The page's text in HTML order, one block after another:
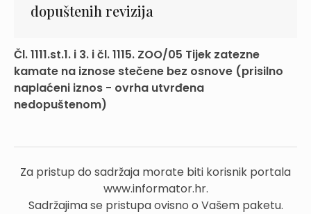
dopuštenih revizija
Čl. 1111.st.1. i 3. i čl. 1115. ZOO/05 Tijek zatezne
kamate na iznose stečene bez osnove (prisilno
naplaćeni iznos - ovrha utvrđena
nedopuštenom)
Za pristup do sadržaja morate biti korisnik portala
www.informator.hr.
Sadržajima se pristupa ovisno o Vašem paketu.